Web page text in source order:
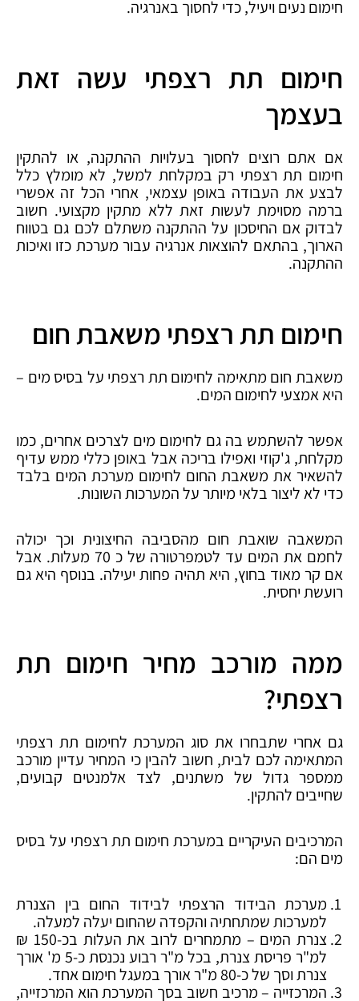
חימום נעים ויעיל, כדי לחסוך באנרגיה.
חימום תת רצפתי עשה זאת
בעצמך
אם אתם רוצים לחסוך בעלויות ההתקנה, או להתקין
חימום תת רצפתי רק במקלחת למשל, לא מומלץ כלל
לבצע את העבודה באופן עצמאי, אחרי הכל זה אפשרי
ברמה מסוימת לעשות זאת ללא מתקין מקצועי. חשוב
לבדוק אם החיסכון על ההתקנה משתלם לכם גם בטווח
הארוך, בהתאם להוצאות אנרגיה עבור מערכת כזו ואיכות
ההתקנה.
חימום תת רצפתי משאבת חום
משאבת חום מתאימה לחימום תת רצפתי על בסיס מים –
היא אמצעי לחימום המים.
אפשר להשתמש בה גם לחימום מים לצרכים אחרים, כמו
מקלחת, ג'קוזי ואפילו בריכה אבל באופן כללי ממש עדיף
להשאיר את משאבת החום לחימום מערכת המים בלבד
כדי לא ליצור בלאי מיותר על המערכות השונות.
המשאבה שואבת חום מהסביבה החיצונית וכך יכולה
לחמם את המים עד לטמפרטורה של כ 70 מעלות. אבל
אם קר מאוד בחוץ, היא תהיה פחות יעילה. בנוסף היא גם
רועשת יחסית.
ממה מורכב מחיר חימום תת
רצפתי?
גם אחרי שתבחרו את סוג המערכת לחימום תת רצפתי
המתאימה לכם לבית, חשוב להבין כי המחיר עדיין מורכב
ממספר גדול של משתנים, לצד אלמנטים קבועים,
שחייבים להתקין.
המרכיבים העיקריים במערכת חימום תת רצפתי על בסיס
מים הם:
מערכת הבידוד הרצפתי לבידוד החום בין הצנרת
למערכות שמתחתיה והקפדה שהחום יעלה למעלה.
צנרת המים – מתמחרים לרוב את העלות בכ-150 ₪
למ"ר פריסת צנרת, בכל מ"ר רבוע נכנסת כ-5 מ' אורך
צנרת וסך של כ-80 מ"ר אורך במעגל חימום אחד.
המרכזייה – מרכיב חשוב בסך המערכת הוא המרכזייה,